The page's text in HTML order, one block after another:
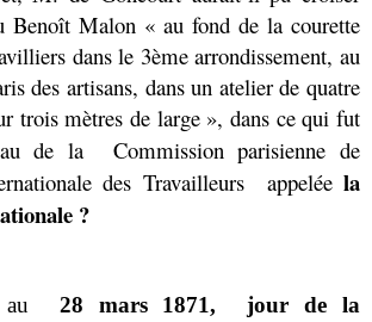
Benoît Malon « au fond de la courette
dans le 3ème arrondissement, au
des artisans, dans un atelier de quatre
trois mètres de large », dans ce qui fut
de la Commission parisienne de
des Travailleurs appeléela
?
au 28 mars 1871, jour de la